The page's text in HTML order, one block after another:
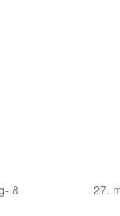
&
27.